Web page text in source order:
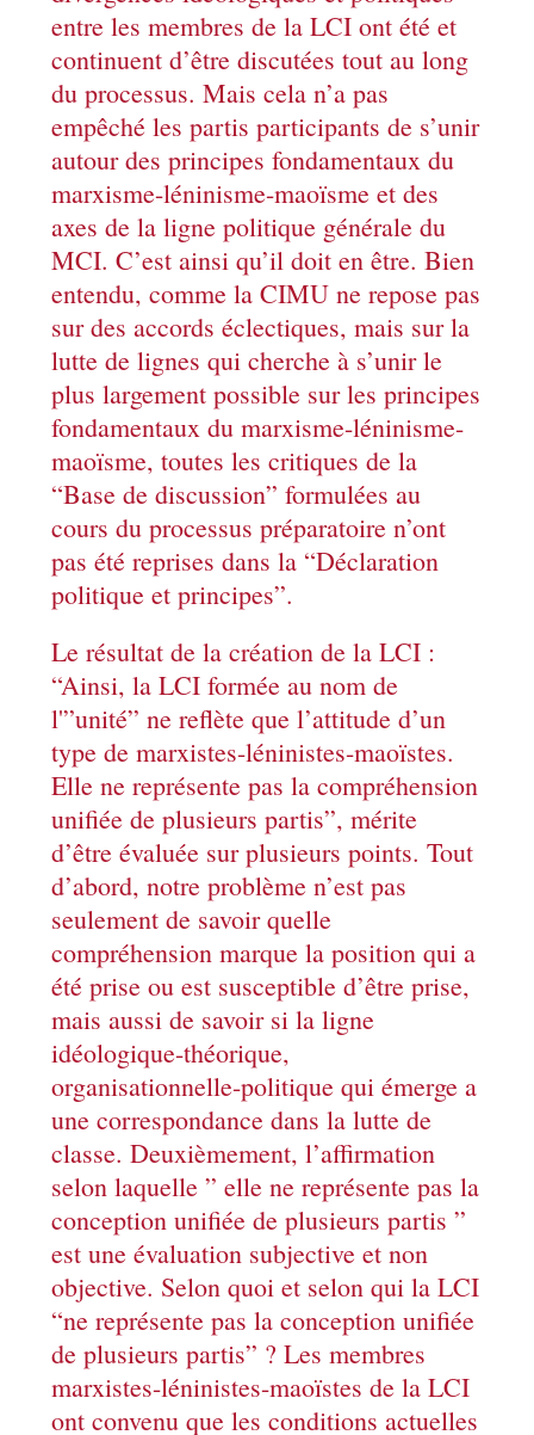
entre les membres de la LCI ont été et
continuent d’être discutées tout au long
du processus. Mais cela n’a pas
empêché les partis participants de s’unir
autour des principes fondamentaux du
marxisme-léninisme-maoïsme et des
axes de la ligne politique générale du
MCI. C’est ainsi qu’il doit en être. Bien
entendu, comme la CIMU ne repose pas
sur des accords éclectiques, mais sur la
lutte de lignes qui cherche à s’unir le
plus largement possible sur les principes
fondamentaux du marxisme-léninisme-
maoïsme, toutes les critiques de la
“Base de discussion” formulées au
cours du processus préparatoire n’ont
pas été reprises dans la “Déclaration
politique et principes”.
Le résultat de la création de la LCI :
“Ainsi, la LCI formée au nom de
l'”unité” ne reflète que l’attitude d’un
type de marxistes-léninistes-maoïstes.
Elle ne représente pas la compréhension
unifiée de plusieurs partis”, mérite
d’être évaluée sur plusieurs points. Tout
d’abord, notre problème n’est pas
seulement de savoir quelle
compréhension marque la position qui a
été prise ou est susceptible d’être prise,
mais aussi de savoir si la ligne
idéologique-théorique,
organisationnelle-politique qui émerge a
une correspondance dans la lutte de
classe. Deuxièmement, l’affirmation
selon laquelle ” elle ne représente pas la
conception unifiée de plusieurs partis ”
est une évaluation subjective et non
objective. Selon quoi et selon qui la LCI
“ne représente pas la conception unifiée
de plusieurs partis” ? Les membres
marxistes-léninistes-maoïstes de la LCI
ont convenu que les conditions actuelles